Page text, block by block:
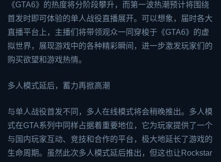
《GTA6》的热度将分阶段攀升，而第一波热潮预计将围绕
首发时即可体验的单人战役直播展开。可以想象，届时各大
直播平台上，主播们将带领观众一同穿梭于《GTA6》的虚
拟世界，展现游戏中的各种精彩瞬间，进一步激发玩家们的
购买欲望和游戏热情。
多人模式延后，蓄力再掀高潮
与单人战役首发不同，多人在线模式将会稍晚推出。多人模
式在GTA系列中同样占据着重要地位，它为玩家提供了一个
与国内玩家互动、竞技和合作的平台，极大地延长了游戏的
生命周期。虽然此次多人模式延后推出，但这也让Rockstar